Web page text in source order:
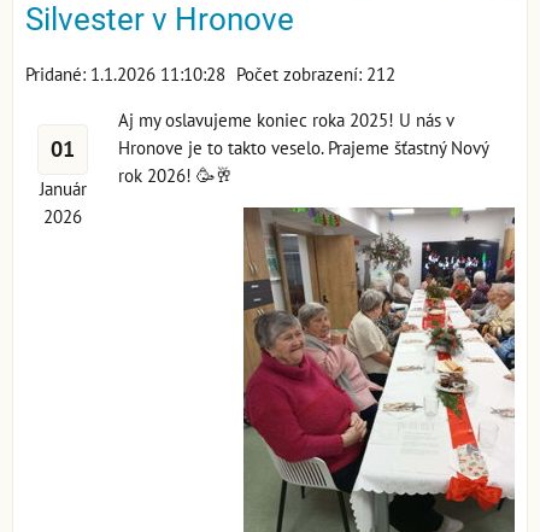
Silvester v Hronove
Pridané: 1.1.2026 11:10:28 Počet zobrazení: 212
01
Január
2026
Aj my oslavujeme koniec roka 2025! U nás v
Hronove je to takto veselo. Prajeme šťastný Nový
rok 2026! 🥳🥂